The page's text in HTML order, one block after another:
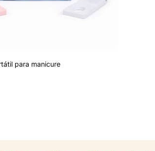
para manicure